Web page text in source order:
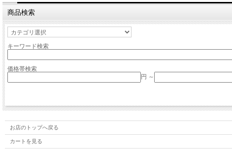
商品検索
キーワード検索
価格帯検索
円 ～
お店のトップへ戻る
カートを見る